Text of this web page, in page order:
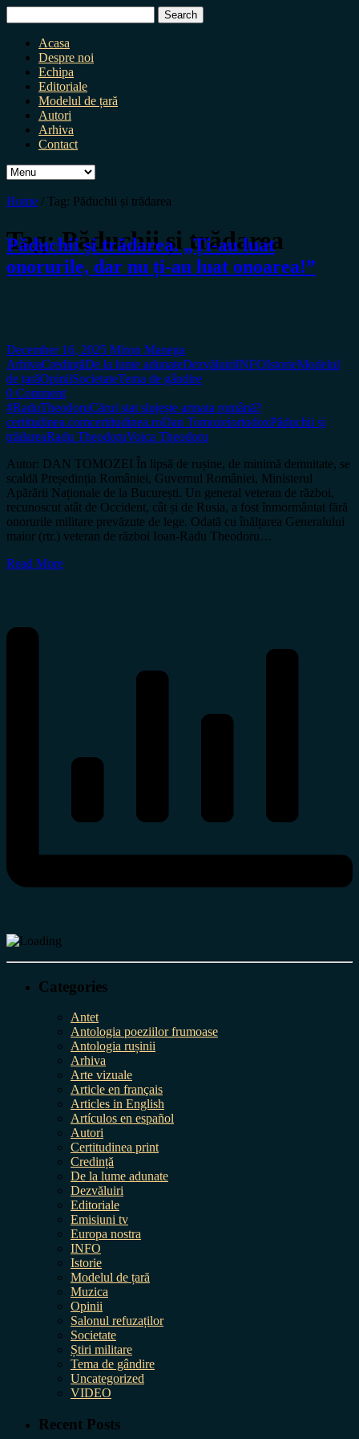
for:
Acasa
Despre noi
Echipa
Editoriale
Modelul de țară
Autori
Arhiva
Contact
Home / Tag: Păduchii și trădarea
Tag:Păduchii și trădarea
Păduchii și trădarea. „Ți-au luat
onorurile, dar nu ți-au luat onoarea!”
December 16, 2025 Miron Manega
ArhivaCredințăDe la lume adunateDezvăluiriINFOIstorieModelul
de țarăOpiniiSocietateTema de gândire
0 Comment
#RaduTheodoruCărui stat slujește armata română?
certitudinea.comcertitudinea.roDan TomozeiortodoxPăduchii și
trădareaRadu TheodoruVoica Theodoru
Autor: DAN TOMOZEI În lipsă de rușine, de minimă demnitate, se
scaldă Președinția României, Guvernul României, Ministerul
Apărării Naționale de la București. Un general veteran de război,
recunoscut atât de Occident, cât și de Rusia, a fost înmormântat fără
onorurile militare prevăzute de lege. Odată cu înălțarea Generalului
maior (rtr.) veteran de război Ioan-Radu Theodoru…
Read More
Categories
Antet
Antologia poeziilor frumoase
Antologia rușinii
Arhiva
Arte vizuale
Article en français
Articles in English
Artículos en español
Autori
Certitudinea print
Credință
De la lume adunate
Dezvăluiri
Editoriale
Emisiuni tv
Europa nostra
INFO
Istorie
Modelul de țară
Muzica
Opinii
Salonul refuzaților
Societate
Știri militare
Tema de gândire
Uncategorized
VIDEO
Recent Posts